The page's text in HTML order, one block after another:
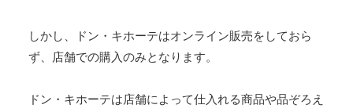
しかし、ドン・キホーテはオンライン販売をしておら
ず、店舗での購入のみとなります。
ドン・キホーテは店舗によって仕入れる商品や品ぞろえ